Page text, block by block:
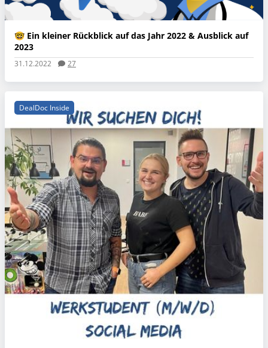
🤓 Ein kleiner Rückblick auf das Jahr 2022 & Ausblick auf
2023
31.12.2022 27
DealDoc Inside